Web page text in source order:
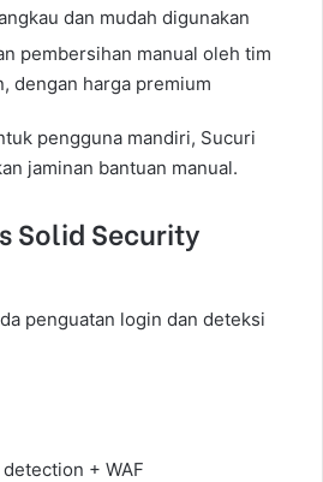
dan mudah digunakan
pembersihan manual oleh tim
dengan harga premium
pengguna mandiri, Sucuri
jaminan bantuan manual.
Solid Security
penguatan login dan deteksi
+ WAF